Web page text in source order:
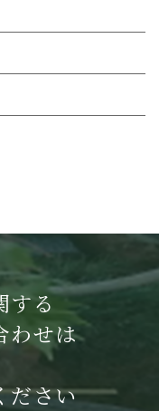
する
わせは
ださい